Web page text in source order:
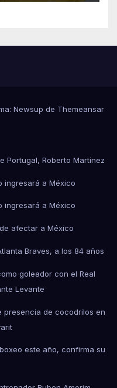
Newsup de Themeansar
Portugal, Roberto Martínez
ingresará a México
ingresará a México
afectar a México
Braves, a los 84 años
goleador con el Real
Levante
presencia de cocodrilos en
este año, confirma su